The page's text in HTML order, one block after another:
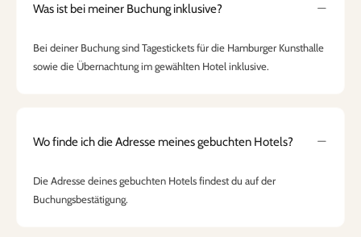
Was ist bei meiner Buchung inklusive?
Bei deiner Buchung sind Tagestickets für die Hamburger Kunsthalle
sowie die Übernachtung im gewählten Hotel inklusive.
Wo finde ich die Adresse meines gebuchten Hotels?
Die Adresse deines gebuchten Hotels findest du auf der
Buchungsbestätigung.